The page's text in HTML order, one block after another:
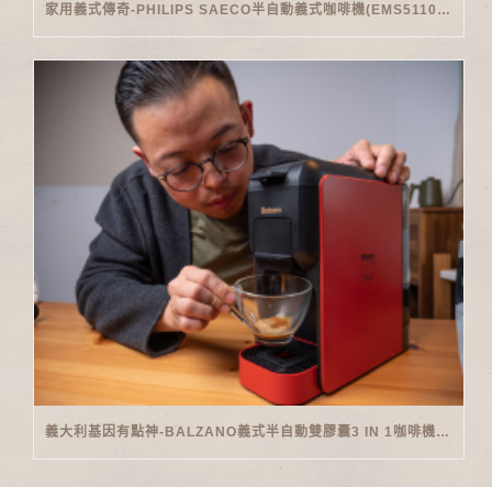
家用義式傳奇-PHILIPS SAECO半自動義式咖啡機(EMS5110)開箱
義大利基因有點神-BALZANO義式半自動雙膠囊3 IN 1咖啡機開箱